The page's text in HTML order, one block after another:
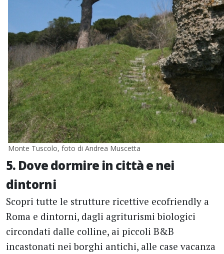
Monte Tuscolo, foto di Andrea Muscetta
5. Dove dormire in città e nei
dintorni
Scopri tutte le strutture ricettive ecofriendly a
Roma e dintorni, dagli agriturismi biologici
circondati dalle colline, ai piccoli B&B
incastonati nei borghi antichi, alle case vacanza